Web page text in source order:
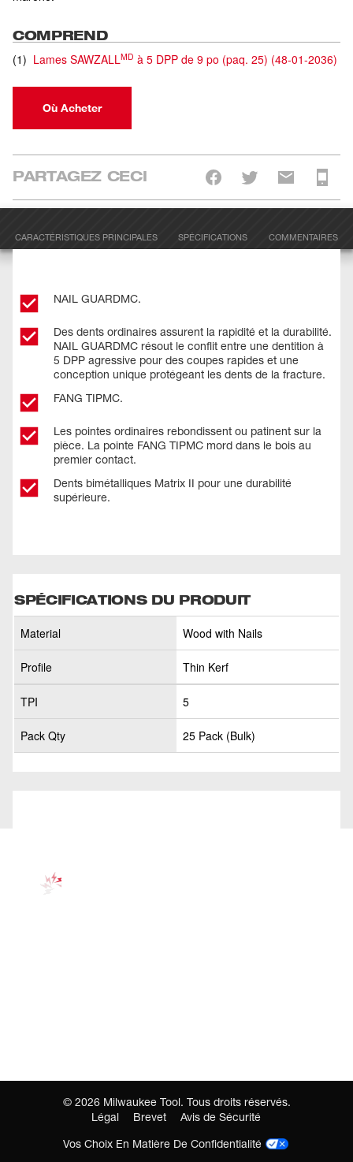
COMPREND
(1) Lames SAWZALLMD à 5 DPP de 9 po (paq. 25) (48-01-2036)
Où Acheter
PARTAGEZ CECI
CARACTÉRISTIQUES PRINCIPALES SPÉCIFICATIONS COMMENTAIRES
NAIL GUARDMC.
Des dents ordinaires assurent la rapidité et la durabilité.
NAIL GUARDMC résout le conflit entre une dentition à
5 DPP agressive pour des coupes rapides et une
conception unique protégeant les dents de la fracture.
FANG TIPMC.
Les pointes ordinaires rebondissent ou patinent sur la
pièce. La pointe FANG TIPMC mord dans le bois au
premier contact.
Dents bimétalliques Matrix II pour une durabilité
supérieure.
SPÉCIFICATIONS DU PRODUIT
Material Wood with Nails
Profile Thin Kerf
TPI 5
Pack Qty 25 Pack (Bulk)
© 2026 Milwaukee Tool. Tous droits réservés.
Légal
Brevet
Avis de Sécurité
Vos Choix En Matière De Confidentialité